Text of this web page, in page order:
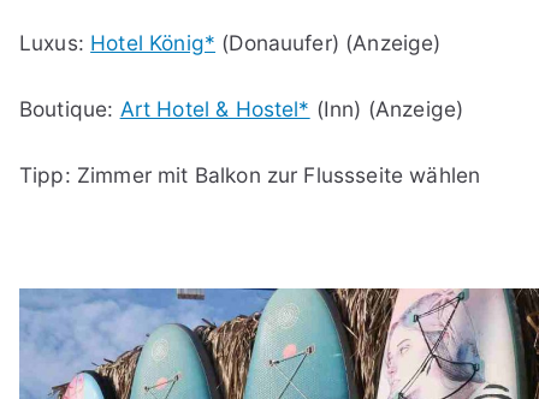
Luxus: Hotel König* (Donauufer) (Anzeige)
Boutique: Art Hotel & Hostel* (Inn) (Anzeige)
Tipp: Zimmer mit Balkon zur Flussseite wählen